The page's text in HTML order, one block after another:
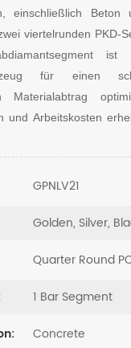
einschließlich Beton
viertelrunden PKD-
ist
für einen
Materialabtrag
und Arbeitskosten
GPNLV21
Golden, Silver,
Quarter Round
1 Bar Segment
Concrete